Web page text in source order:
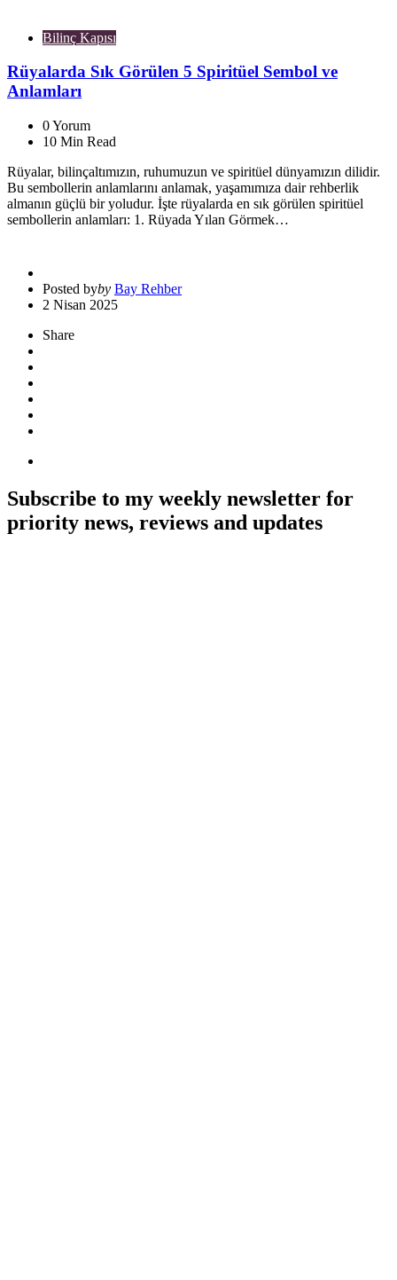
Bilinç Kapısı
Rüyalarda Sık Görülen 5 Spiritüel Sembol ve
Anlamları
0Yorum
10 Min Read
Rüyalar, bilinçaltımızın, ruhumuzun ve spiritüel dünyamızın dilidir.
Bu sembollerin anlamlarını anlamak, yaşamımıza dair rehberlik
almanın güçlü bir yoludur. İşte rüyalarda en sık görülen spiritüel
sembollerin anlamları: 1. Rüyada Yılan Görmek…
Posted byby Bay Rehber
2 Nisan 2025
Share
Subscribe to my weekly newsletter for
priority news, reviews and updates